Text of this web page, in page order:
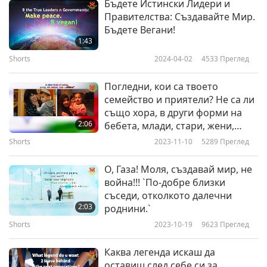
Shorts 2020-05-31 4334Преглед
16
4:28
НОВИНИ ЗА МИР ПО СВЕТА -
Shorts 2020-09-01 4514
17
4:30
НОВИНИ ЗА МИР ПО СВЕТА -
Част 17
Shorts 2020-11-25 4822Преглед
18
4:11
НОВИНИ ЗА МИР ПО СВЕТА -
Част 18
Shorts 2021-03-05 4860
1:43
Бъдете Истински Лидери и
Правителства: Създавайте Мир.
Бъдете Вегани!
Shorts 2024-04-02 4533 Преглед
2:06
Погледни, кои са твоето
семейство и приятели? Не са ли
също хора, в други форми на
бебета, млади, стари, жени,
мъже и деца? Сега погледни
Хвърли оръжието! Стиснете си
ръцете!
Shorts 2023-11-10 5289 Преглед
2:03
О, Газа! Моля, създавай мир, не
война!!! `По-добре близки
съседи, отколкото далечни
роднини.`
Shorts 2023-10-19 9623 Преглед
Каква легенда искаш да